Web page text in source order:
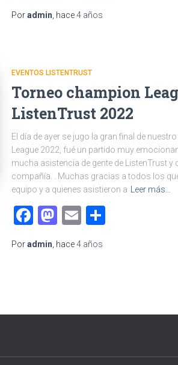
Poradmin , hace4 años
EVENTOS LISTENTRUST
Torneo champion
ListenTrust 2022
El día de ayer se jugo la gran final de
League 2022, fué un partido muy
mucha asistencia de gente de ListenTrust y
compañía. . Muchas gracias a todos los
equipo y a quienes asistieron a
Leer más…
Facebook
Mastodon
Email
Poradmin , hace4 años